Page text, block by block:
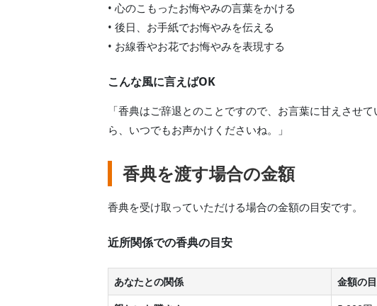
• 心のこもったお悔やみの言葉をかける
• 後日、お手紙でお悔やみを伝える
• お線香やお花でお悔やみを表現する
こんな風に言えばOK
「香典はご辞退とのことですので、お言葉に甘えさせ
ら、いつでもお声かけくださいね。」
香典を渡す場合の金額
香典を受け取っていただける場合の金額の目安です。
近所関係での香典の目安
あなたとの関係 金額の